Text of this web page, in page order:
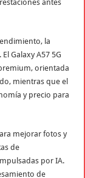
antes
la
Galaxy A57 5G
orientada
mientras que el
y precio para
mejorar fotos y
de
por IA.
de